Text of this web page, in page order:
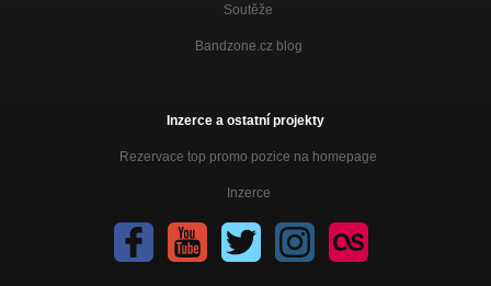
Soutěže
Bandzone.cz blog
Inzerce a ostatní projekty
Rezervace top promo pozice na homepage
Inzerce